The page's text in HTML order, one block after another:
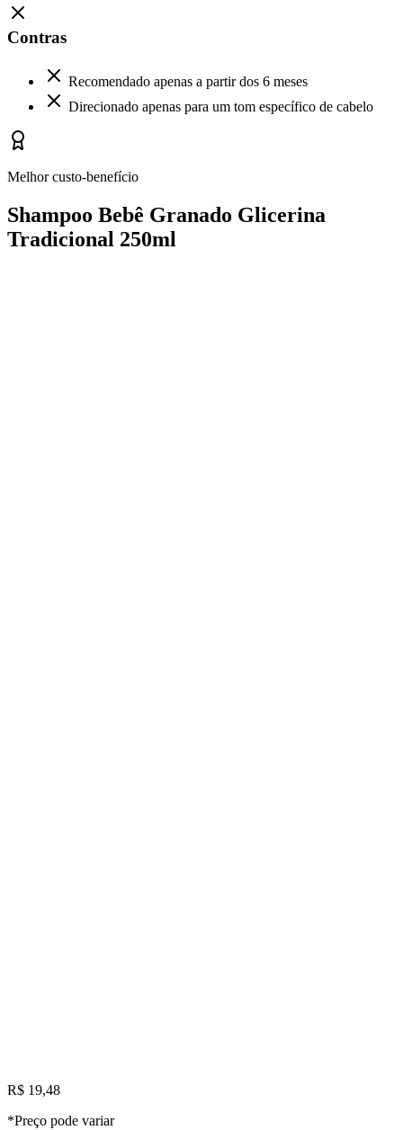
Contras
Recomendado apenas a partir dos 6 meses
Direcionado apenas para um tom específico de cabelo
Melhor custo-benefício
Shampoo Bebê Granado Glicerina
Tradicional 250ml
R$ 19,48
*Preço pode variar